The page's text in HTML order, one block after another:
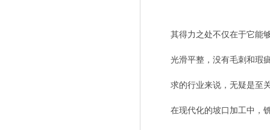
其得力之处不仅在于它能
光滑平整，没有毛刺和瑕
求的行业来说，无疑是至
在现代化的坡口加工中，